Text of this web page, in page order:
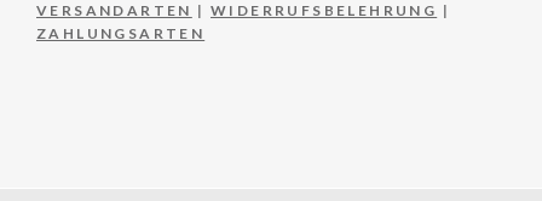
VERSANDARTEN |WIDERRUFSBELEHRUNG |
ZAHLUNGSARTEN